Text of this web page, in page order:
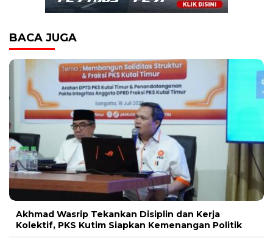
BACA JUGA
Akhmad Wasrip Tekankan Disiplin dan Kerja
Kolektif, PKS Kutim Siapkan Kemenangan Politik